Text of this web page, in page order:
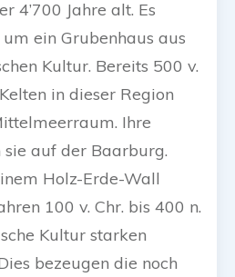
4’700 Jahre alt. Es
ein Grubenhaus aus
Kultur. Bereits 500 v.
in dieser Region
Ihre
auf der Baarburg.
Holz-Erde-Wall
100 v. Chr. bis 400 n.
Kultur starken
bezeugen die noch